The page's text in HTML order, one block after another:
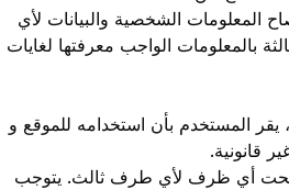
المعلومات الشخصية والبيانات لأي
بالمعلومات الواجب معرفتها لغايات
يقر المستخدم بأن استخدامه للموقع و
قانونية.
تحت أي ظرف لأي طرف ثالث. يتوجب